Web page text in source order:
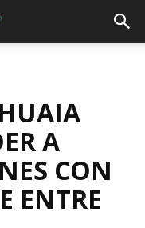
A
CON
ENTRE